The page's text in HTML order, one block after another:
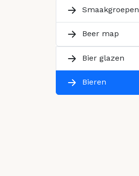
Smaakgroepen
Beer map
Bier glazen
Bieren